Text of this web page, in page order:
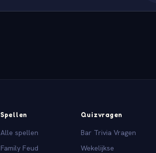
Spellen
Alle spellen
Family Feud
Quizvragen
Bar Trivia Vragen
Wekelijkse